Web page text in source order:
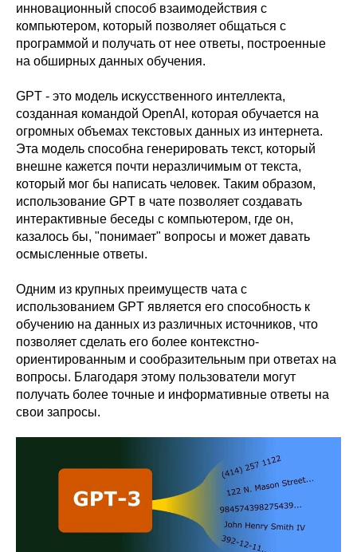
инновационный способ взаимодействия с
компьютером, который позволяет общаться с
программой и получать от нее ответы, построенные
на обширных данных обучения.
GPT - это модель искусственного интеллекта,
созданная командой OpenAI, которая обучается на
огромных объемах текстовых данных из интернета.
Эта модель способна генерировать текст, который
внешне кажется почти неразличимым от текста,
который мог бы написать человек. Таким образом,
использование GPT в чате позволяет создавать
интерактивные беседы с компьютером, где он,
казалось бы, "понимает" вопросы и может давать
осмысленные ответы.
Одним из крупных преимуществ чата с
использованием GPT является его способность к
обучению на данных из различных источников, что
позволяет сделать его более контекстно-
ориентированным и сообразительным при ответах на
вопросы. Благодаря этому пользователи могут
получать более точные и информативные ответы на
свои запросы.